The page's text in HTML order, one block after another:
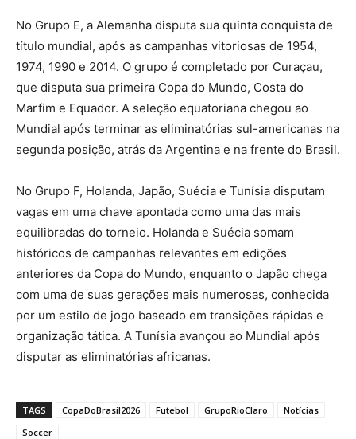
No Grupo E, a Alemanha disputa sua quinta conquista de
título mundial, após as campanhas vitoriosas de 1954,
1974, 1990 e 2014. O grupo é completado por Curaçau,
que disputa sua primeira Copa do Mundo, Costa do
Marfim e Equador. A seleção equatoriana chegou ao
Mundial após terminar as eliminatórias sul-americanas na
segunda posição, atrás da Argentina e na frente do Brasil.
No Grupo F, Holanda, Japão, Suécia e Tunísia disputam
vagas em uma chave apontada como uma das mais
equilibradas do torneio. Holanda e Suécia somam
históricos de campanhas relevantes em edições
anteriores da Copa do Mundo, enquanto o Japão chega
com uma de suas gerações mais numerosas, conhecida
por um estilo de jogo baseado em transições rápidas e
organização tática. A Tunísia avançou ao Mundial após
disputar as eliminatórias africanas.
TAGS CopaDoBrasil2026 Futebol GrupoRioClaro
Notícias
Soccer